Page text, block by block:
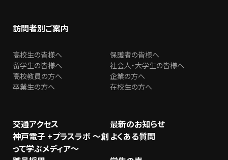
訪問者別ご案内
高校生の皆様へ
保護者の皆様へ
留学生の皆様へ
社会人・大学生の皆様へ
高校教員の方へ
企業の方へ
卒業生の方へ
在校生の方へ
交通アクセス
最新のお知らせ
神戸電子 +プラスラボ ～創
って学ぶメディア～
よくある質問